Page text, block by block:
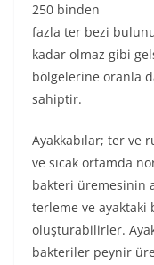
250 binden
fazla ter bezi
kadar olmaz gibi
bölgelerine oranla
sahiptir.
Ayakkabılar; ter ve
ve sıcak ortamda
bakteri üremesinin
terleme ve
oluşturabilirler.
bakteriler peynir